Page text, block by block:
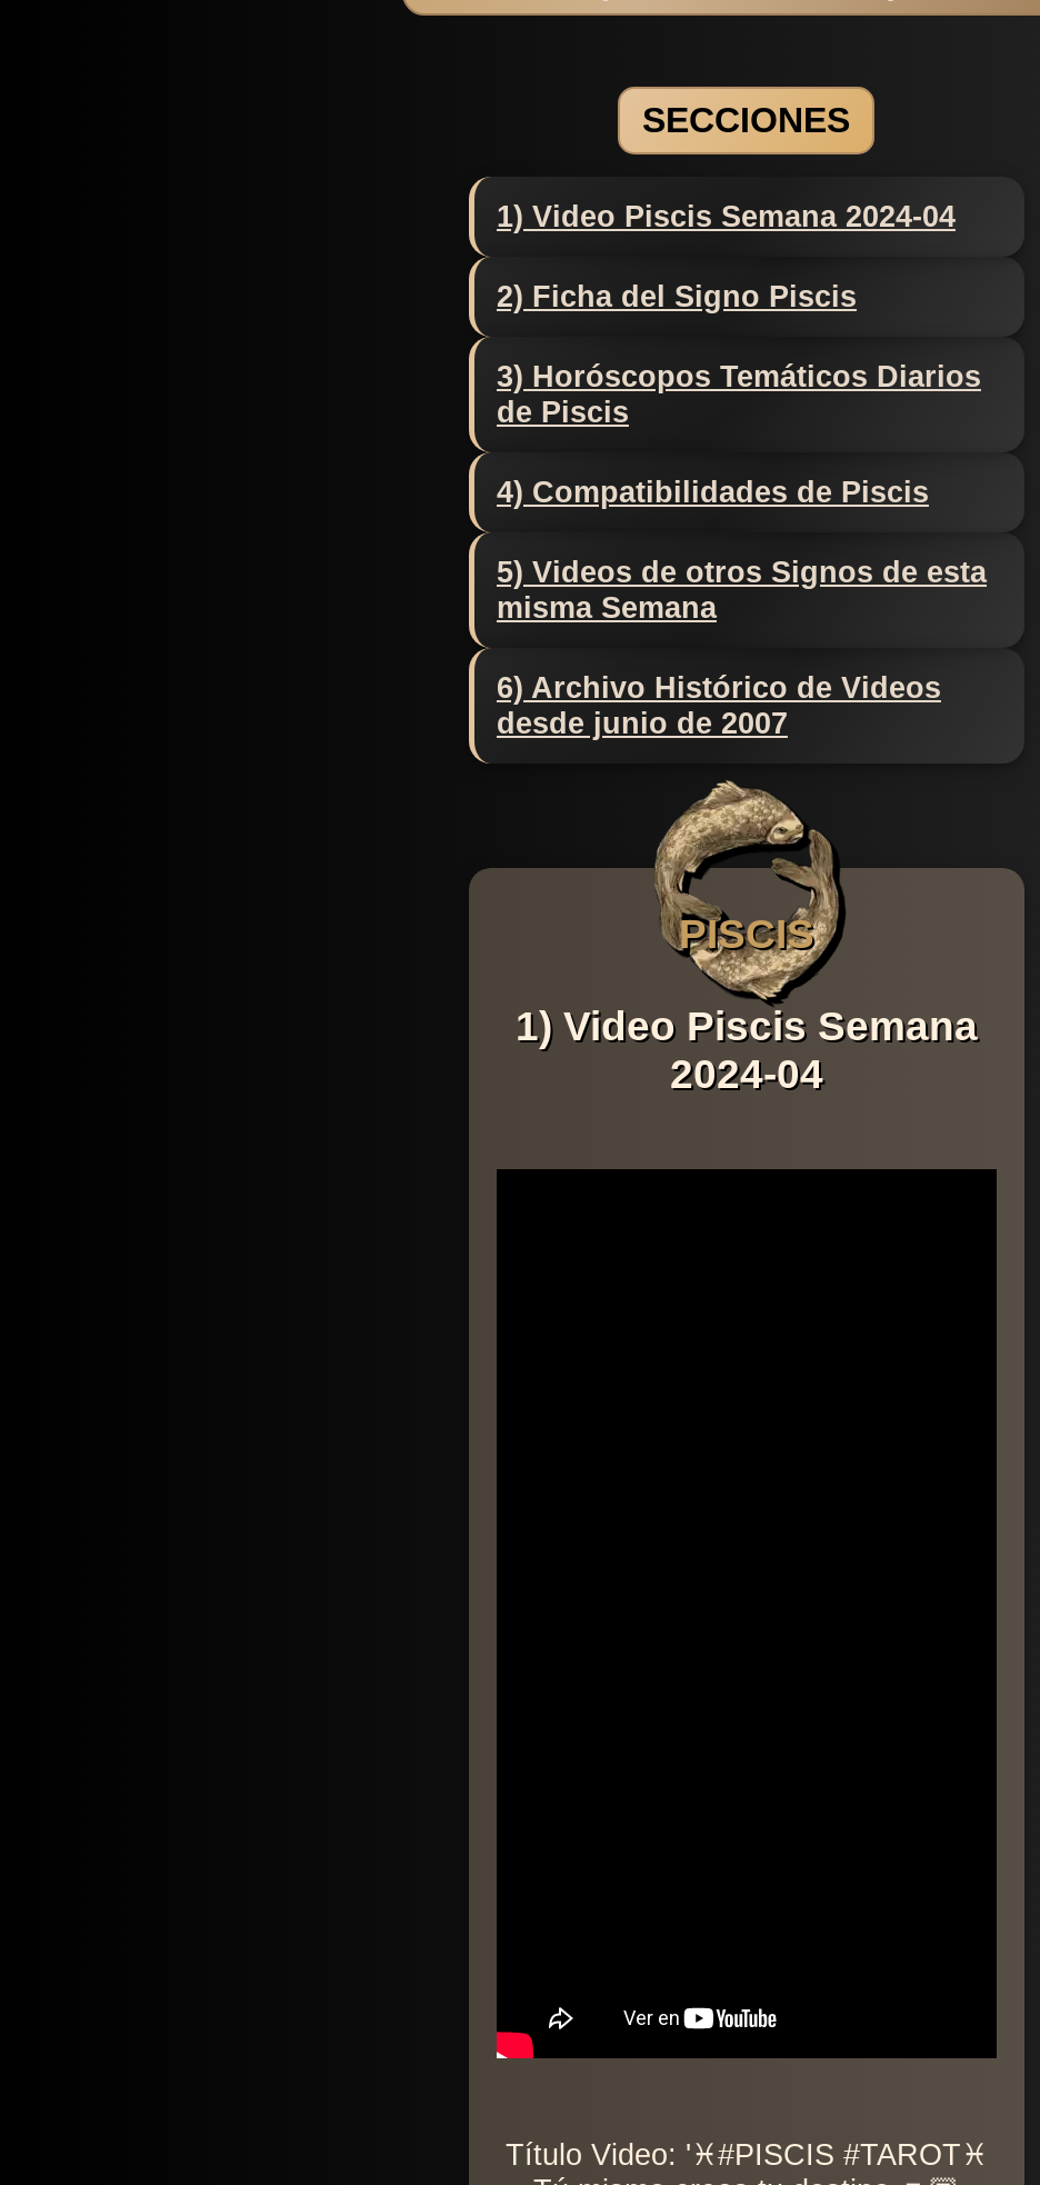
SECCIONES
1) Video Piscis Semana 2024-04
2) Ficha del Signo Piscis
3) Horóscopos Temáticos Diarios
de Piscis
4) Compatibilidades de Piscis
5) Videos de otros Signos de esta
misma Semana
6) Archivo Histórico de Videos
desde junio de 2007
PISCIS
1) Video Piscis Semana
2024-04
Título Video: '♓️#PISCIS #TAROT♓️